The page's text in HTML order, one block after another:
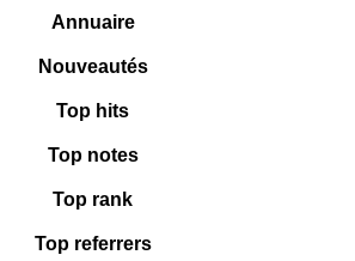
Annuaire
Nouveautés
Top hits
Top notes
Top rank
Top referrers